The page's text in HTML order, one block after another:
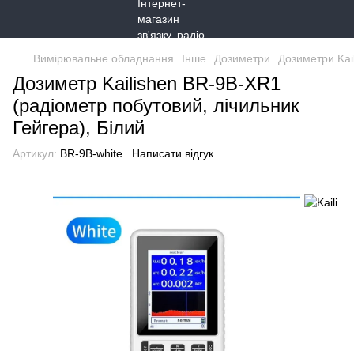
Вимірювальне обладнання Інше Дозиметри Дозиметри
Дозиметр Kailishen BR-9B-XR1
(радіометр побутовий, лічильник
Гейгера), Білий
Артикул: BR-9B-white Написати відгук